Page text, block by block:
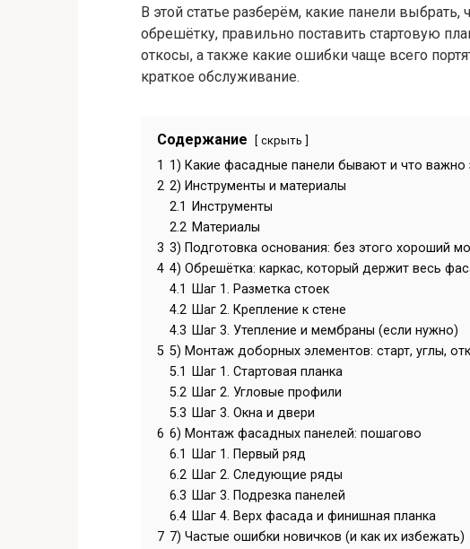
В этой статье разберём, какие панели выбрать,
обрешётку, правильно поставить стартовую
откосы, а также какие ошибки чаще всего
краткое обслуживание.
Содержание скрыть
1 1) Какие фасадные панели бывают и что важно
2 2) Инструменты и материалы
2.1
Инструменты
2.2 Материалы
3 3) Подготовка основания: без этого хороший
4 4) Обрешётка: каркас, который держит весь
4.1
Шаг 1. Разметка стоек
4.2 Шаг 2. Крепление к стене
4.3 Шаг 3. Утепление и мембраны (если нужно)
5 5) Монтаж доборных элементов: старт, углы,
5.1
Шаг 1. Стартовая планка
5.2 Шаг 2. Угловые профили
5.3 Шаг 3. Окна и двери
6 6) Монтаж фасадных панелей: пошагово
6.1
Шаг 1. Первый ряд
6.2 Шаг 2. Следующие ряды
6.3 Шаг 3. Подрезка панелей
6.4 Шаг 4. Верх фасада и финишная планка
7 7) Частые ошибки новичков (и как их избежать)